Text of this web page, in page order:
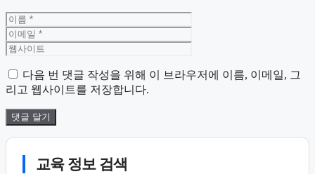
이
름
트
다음 번 댓글 작성을 위해 이 브라우저에 이름, 이메일, 그
리고 웹사이트를 저장합니다.
교육 정보 검색